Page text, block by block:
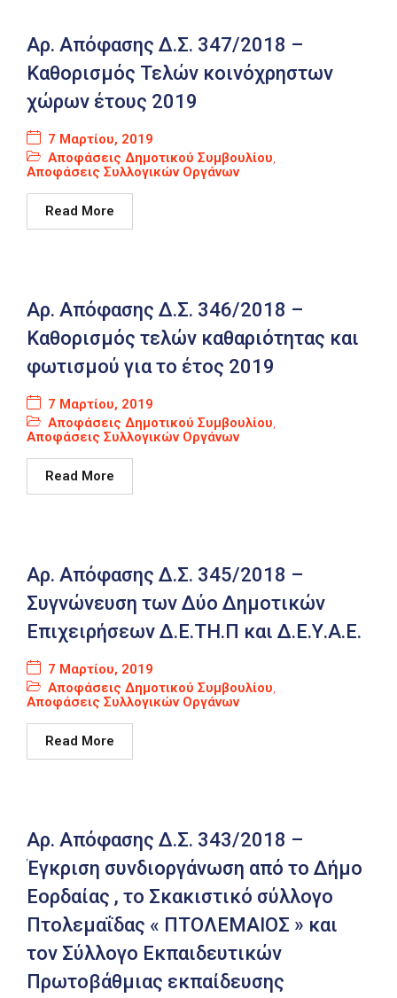
Αρ. Απόφασης Δ.Σ. 347/2018 –
Καθορισμός Τελών κοινόχρηστων
χώρων έτους 2019
7 Μαρτίου, 2019
Αποφάσεις Δημοτικού Συμβουλίου,
Αποφάσεις Συλλογικών Οργάνων
Read More
Αρ. Απόφασης Δ.Σ. 346/2018 –
Καθορισμός τελών καθαριότητας και
φωτισμού για το έτος 2019
7 Μαρτίου, 2019
Αποφάσεις Δημοτικού Συμβουλίου,
Αποφάσεις Συλλογικών Οργάνων
Read More
Αρ. Απόφασης Δ.Σ. 345/2018 –
Συγνώνευση των Δύο Δημοτικών
Επιχειρήσεων Δ.Ε.ΤΗ.Π και Δ.Ε.Υ.Α.Ε.
7 Μαρτίου, 2019
Αποφάσεις Δημοτικού Συμβουλίου,
Αποφάσεις Συλλογικών Οργάνων
Read More
Αρ. Απόφασης Δ.Σ. 343/2018 –
Έγκριση συνδιοργάνωση από το Δήμο
Εορδαίας , το Σκακιστικό σύλλογο
Πτολεμαΐδας « ΠΤΟΛΕΜΑΙΟΣ » και
τον Σύλλογο Εκπαιδευτικών
Πρωτοβάθμιας εκπαίδευσης